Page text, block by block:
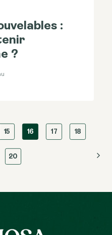
:
?
15 16 17 18
20